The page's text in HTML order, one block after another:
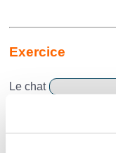
Exercice
Le chat